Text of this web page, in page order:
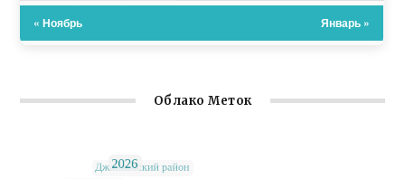
« Ноябрь Январь »
Облако Меток